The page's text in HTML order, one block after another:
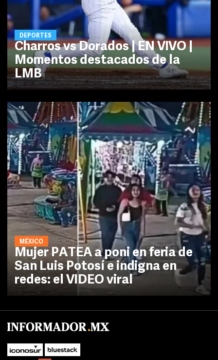
DEPORTES
Charros vs Dorados | EN VIVO |
Momentos destacados de la
LMB
MÉXICO
Mujer PATEA a poni en feria de
San Luis Potosí e indigna en
redes: el VIDEO viral